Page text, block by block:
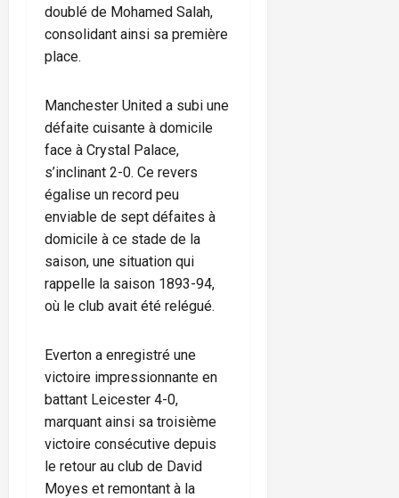
doublé de Mohamed Salah,
consolidant ainsi sa première
place.
Manchester United a subi une
défaite cuisante à domicile
face à Crystal Palace,
s’inclinant 2-0. Ce revers
égalise un record peu
enviable de sept défaites à
domicile à ce stade de la
saison, une situation qui
rappelle la saison 1893-94,
où le club avait été relégué.
Everton a enregistré une
victoire impressionnante en
battant Leicester 4-0,
marquant ainsi sa troisième
victoire consécutive depuis
le retour au club de David
Moyes et remontant à la